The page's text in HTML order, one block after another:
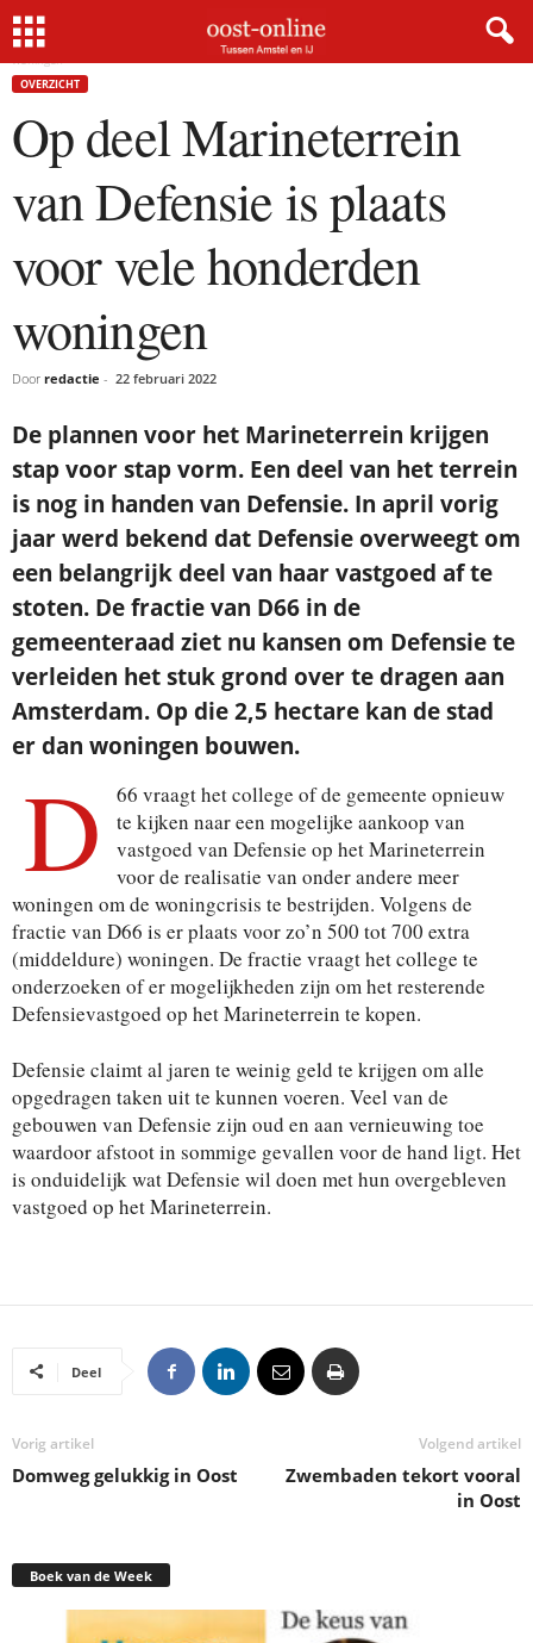
Home
Op deel Marineterrein van Defensie is plaats voor vele honderden
woningen
OVERZICHT
Op deel Marineterrein
van Defensie is plaats
voor vele honderden
woningen
Door redactie - 22 februari 2022
De plannen voor het Marineterrein krijgen
stap voor stap vorm. Een deel van het terrein
is nog in handen van Defensie. In april vorig
jaar werd bekend dat Defensie overweegt om
een belangrijk deel van haar vastgoed af te
stoten. De fractie van D66 in de
gemeenteraad ziet nu kansen om Defensie te
verleiden het stuk grond over te dragen aan
Amsterdam. Op die 2,5 hectare kan de stad
er dan woningen bouwen.
D
66 vraagt het college of de gemeente opnieuw
te kijken naar een mogelijke aankoop van
vastgoed van Defensie op het Marineterrein
voor de realisatie van onder andere meer
woningen om de woningcrisis te bestrijden. Volgens de
fractie van D66 is er plaats voor zo’n 500 tot 700 extra
(middeldure) woningen. De fractie vraagt het college te
onderzoeken of er mogelijkheden zijn om het resterende
Defensievastgoed op het Marineterrein te kopen.
Defensie claimt al jaren te weinig geld te krijgen om alle
opgedragen taken uit te kunnen voeren. Veel van de
gebouwen van Defensie zijn oud en aan vernieuwing toe
waardoor afstoot in sommige gevallen voor de hand ligt. Het
is onduidelijk wat Defensie wil doen met hun overgebleven
vastgoed op het Marineterrein.
Deel
Vorig artikel
Domweg gelukkig in Oost
Volgend artikel
Zwembaden tekort vooral
in Oost
Boek van de Week